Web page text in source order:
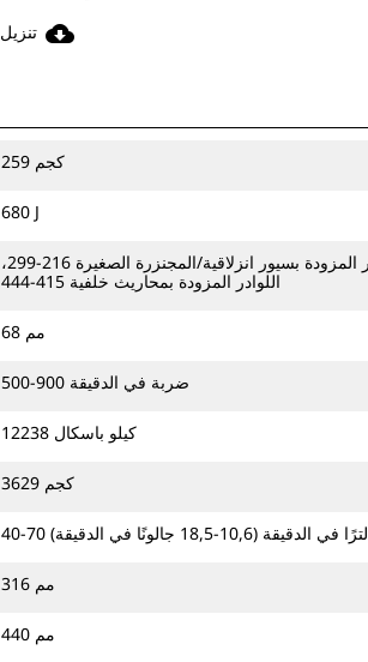
cloud_download تنزيل
259 كجم
680 J
الحفارات الصغيرة 4-9 أطنان/اللوادر المزودة بسيور انزلاقية/المجنزرة الصغيرة 216-299،
اللوادر المزودة بمحاريث خلفية 415-444
68 مم
500-900 ضربة في الدقيقة
12238 كيلو باسكال
3629 كجم
40-70 لترًا في الدقيقة (10,6-18,5 جالونًا في الدقيقة)
316 مم
440 مم